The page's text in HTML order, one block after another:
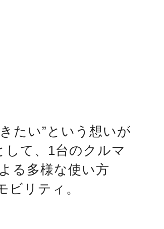
たい”という想いが
て、1台のクルマ
る多様な使い方
リティ。